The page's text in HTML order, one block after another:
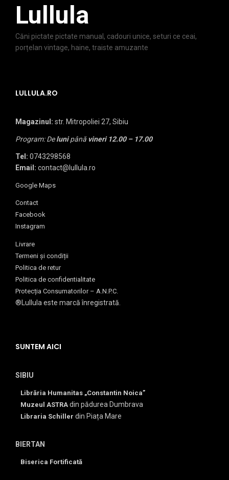
Lullula
Căni pictate pictate manual, cadouri unice, seturi ce ceai,
porțelan vintage, haine, traiste amuzante
LULLULA.RO
Magazinul: str. Mitropoliei 27, Sibiu
Program: Delunipână vineri 12.00 – 17.00
Tel: 0743298568
Email: contact@lullula.ro
Google Maps
Contact
Facebook
Instagram
Livrare
Termeni și condiții
Politica de retur
Politica de confidentialitate
Protecția Consumatorilor – A.N.P.C.
®Lullula este marcă înregistrată.
SUNTEM AICI
SIBIU
Librăria Humanitas „Constantin Noica”
Muzeul ASTRA din pădurea Dumbrava
Libraria Schiller din Piața Mare
BIERTAN
Biserica Fortificată